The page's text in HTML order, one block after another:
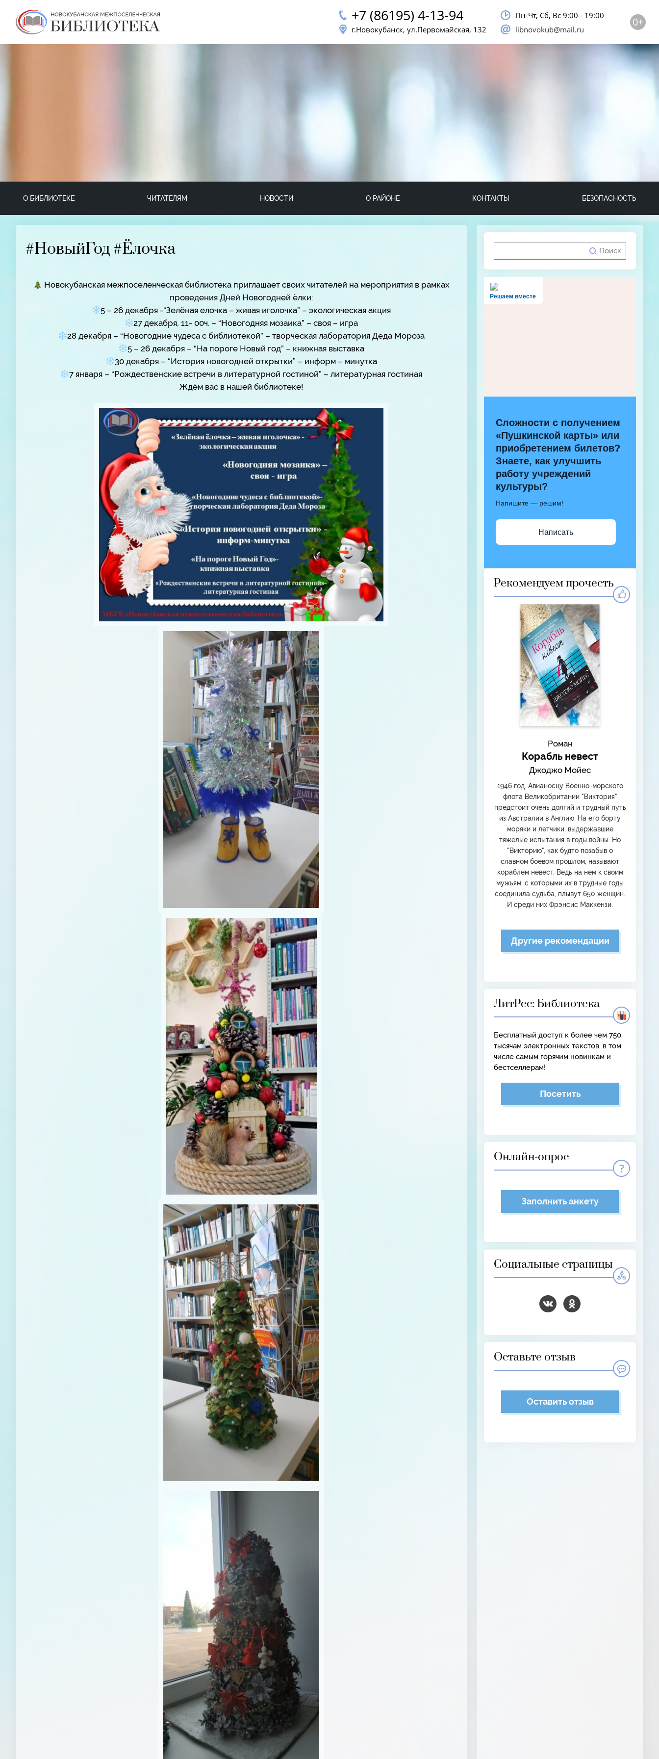
0+
+7 (86195) 4-13-94
г.Новокубанск, ул.Первомайская, 132
Пн-Чт, Сб, Bc 9:00 - 19:00
libnovokub@mail.ru
О БИБЛИОТЕКЕ ЧИТАТЕЛЯМ НОВОСТИ О РАЙОНЕ КОНТАКТЫ БЕЗОПАСНОСТЬ
#НовыйГод #Ёлочка
Новокубанская межпоселенческая библиотека приглашает своих читателей на мероприятия в рамках
проведения Дней Новогодней ёлки:
5 – 26 декабря -“Зелёная елочка – живая иголочка” – экологическая акция
27 декабря, 11- 00ч. – “Новогодняя мозаика” – своя – игра
28 декабря – “Новогодние чудеса с библиотекой” – творческая лаборатория Деда Мороза
5 – 26 декабря – “На пороге Новый год” – книжная выставка
30 декабря – “История новогодней открытки” – информ – минутка
7 января – “Рождественские встречи в литературной гостиной” – литературная гостиная
Ждём вас в нашей библиотеке!
Решаем вместе
Сложности с получением
«Пушкинской карты» или
приобретением билетов?
Знаете, как улучшить
работу учреждений
культуры?
Напишите — решим!
Написать
Рекомендуем прочесть
Роман
Корабль невест
Джоджо Мойес
1946 год. Авианосцу Военно-морского
флота Великобритании "Виктория"
предстоит очень долгий и трудный путь
из Австралии в Англию. На его борту
моряки и летчики, выдержавшие
тяжелые испытания в годы войны. Но
"Викторию", как будто позабыв о
славном боевом прошлом, называют
кораблем невест. Ведь на нем к своим
мужьям, с которыми их в трудные годы
соединила судьба, плывут 650 женщин.
И среди них Фрэнсис Маккензи.
Другие рекомендации
ЛитРес: Библиотека
Бесплатный доступ к более чем 750
тысячам электронных текстов, в том
числе самым горячим новинкам и
бестселлерам!
Посетить
Онлайн-опрос
Заполнить анкету
Социальные страницы
Оставьте отзыв
Оставить отзыв